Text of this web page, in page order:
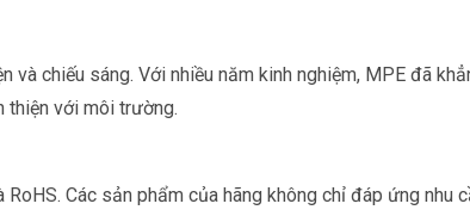
chiếu sáng. Với nhiều năm kinh nghiệm, MPE đã
thiện với môi trường.
Các sản phẩm của hãng không chỉ đáp ứng